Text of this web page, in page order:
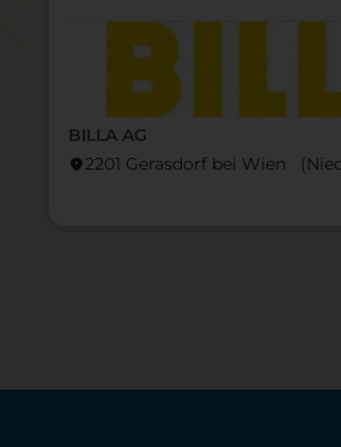
BILLA AG
location_on2201 Gerasdorf bei Wien